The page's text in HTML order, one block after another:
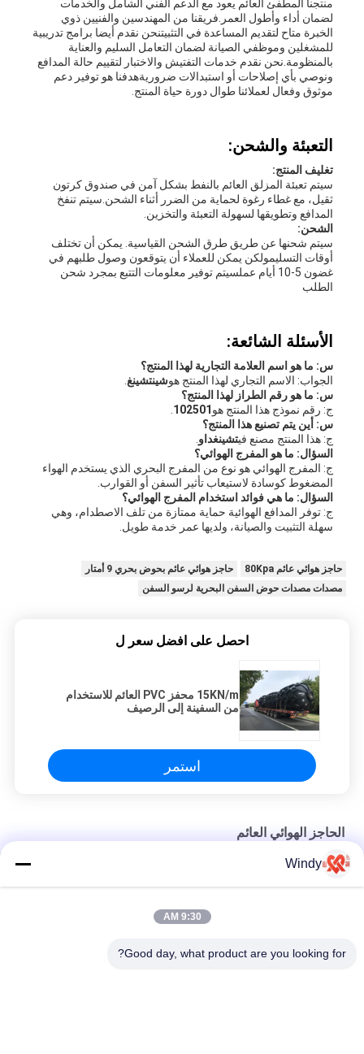
منتجنا المطفئ العائم يعود مع الدعم الفني الشامل والخدمات
لضمان أداء وأطول العمر.فريقنا من المهندسين والفنيين ذوي
الخبرة متاح لتقديم المساعدة في التثبيتنحن نقدم أيضا برامج تدريبية
للمشغلين وموظفي الصيانة لضمان التعامل السليم والعناية
بالمنظومة.نحن نقدم خدمات التفتيش والاختبار لتقييم حالة المدافع
ونوصي بأي إصلاحات أو استبدالات ضروريةهدفنا هو توفير دعم
موثوق وفعال لعملائنا طوال دورة حياة المنتج.
التعبئة والشحن:
تغليف المنتج:
سيتم تعبئة المزلق العائم بالنفط بشكل آمن في صندوق كرتون
ثقيل، مع غطاء رغوة لحماية من الضرر أثناء الشحن.سيتم تنفخ
المدافع وتطويقها لسهولة التعبئة والتخزين.
الشحن:
سيتم شحنها عن طريق طرق الشحن القياسية. يمكن أن تختلف
أوقات التسليمولكن يمكن للعملاء أن يتوقعون وصول طلبهم في
غضون 5-10 أيام عملسيتم توفير معلومات التتبع بمجرد شحن
الطلب
الأسئلة الشائعة:
س: ما هو اسم العلامة التجارية لهذا المنتج؟
الجواب: الاسم التجاري لهذا المنتج هوشينتشينغ.
س: ما هو رقم الطراز لهذا المنتج؟
ج: رقم نموذج هذا المنتج هو 102501
.
س: أين يتم تصنيع هذا المنتج؟
ج: هذا المنتج مصنع فيتشينغداو.
السؤال: ما هو المفرج الهوائي؟
ج: المفرج الهوائي هو نوع من المفرج البحري الذي يستخدم الهواء
المضغوط كوسادة لاستيعاب تأثير السفن أو القوارب.
السؤال: ما هي فوائد استخدام المفرج الهوائي؟
ج: توفر المدافع الهوائية حماية ممتازة من تلف الاصطدام، وهي
سهلة التثبيت والصيانة، ولديها عمر خدمة طويل.
حاجز هوائي عائم 80Kpa
حاجز هوائي عائم بحوض بحري 9 أمتار
مصدات مصدات حوض السفن البحرية لرسو السفن
احصل على افضل سعر ل
15KN/m محفز PVC العائم للاستخدام
من السفينة إلى الرصيف
استمر
الحاجز الهوائي العائم
مروحة دائمة من المطاط الرومي الأبيض
البيضاء سميكة 0.05MPa الصناعية العائمة المطاطية المضغوطة
15KN/m محفز PVC العائم للاستخدام من السفينة إلى الرصيف
Windy
9:30 AM
Good day, what product are you looking for?